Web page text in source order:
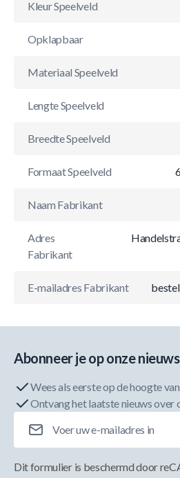
Kleur Speelveld
Opklapbaar
Materiaal Speelveld
Lengte Speelveld
Breedte Speelveld
Formaat Speelveld
Naam Fabrikant
Adres
Fabrikant
E-mailadres Fabrikant
Abonneer je op onze
Wees als eerste op de hoogte
Ontvang het laatste nieuws over
Dit formulier is beschermd door